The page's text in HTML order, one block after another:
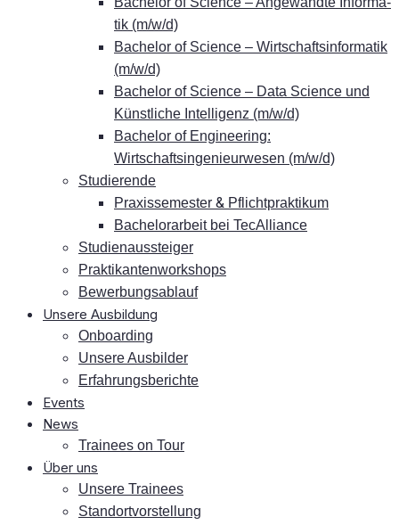
tik (m/w/d)
Ba­che­lor of Sci­ence – Wirt­schafts­in­for­ma­tik
(m/w/d)
Ba­che­lor of Sci­ence – Data Sci­ence und
Künst­li­che In­tel­li­genz (m/w/d)
Ba­che­lor of En­gi­nee­ring:
Wirtschaftsingenieurwesen (m/w/d)
Stu­die­ren­de
Pra­xis­se­mes­ter & Pflichtpraktikum
Ba­che­lor­ar­beit bei TecAlliance
Stu­di­en­aus­stei­ger
Prak­ti­kan­ten­work­shops
Be­wer­bungs­ab­lauf
Un­se­re Ausbildung
On­boar­ding
Un­se­re Ausbilder
Er­fah­rungs­be­rich­te
Events
News
Trai­nees on Tour
Über uns
Un­se­re Trainees
Stand­ort­vor­stel­lung